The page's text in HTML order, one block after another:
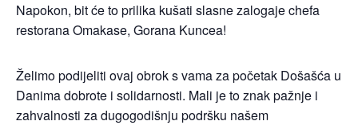
Napokon, bit će to prilika kušati slasne zalogaje chefa
restorana Omakase, Gorana Kuncea!
Želimo podijeliti ovaj obrok s vama za početak Došašća u
Danima dobrote i solidarnosti. Mali je to znak pažnje i
zahvalnosti za dugogodišnju podršku našem